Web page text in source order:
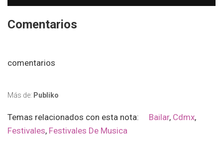
Comentarios
comentarios
Más de: Publiko
Temas relacionados con esta nota: Bailar, Cdmx,
Festivales, Festivales De Musica